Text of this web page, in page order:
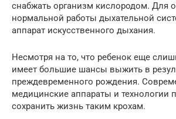
снабжать организм кислородом. Для
нормальной работы дыхательной
аппарат искусственного дыхания.
Несмотря на то, что ребенок еще
имеет большие шансы выжить в
преждевременного рождения.
медицинские аппараты и технологии
сохранить жизнь таким крохам.